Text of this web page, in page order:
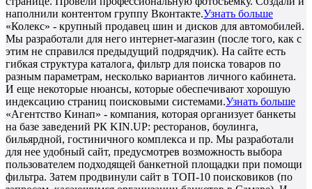
наполнили контентом группу Вконтакте.Узнать больше
«Колекс» - крупный продавец шин и дисков для автомобилей.
Мы разработали для него интернет-магазин (после того, как с
этим не справился предыдущий подрядчик). На сайте есть
гибкая структура каталога, фильтр для поиска товаров по
разным параметрам, несколько вариантов личного кабинета.
И еще некоторые нюансы, которые обеспечивают хорошую
индексацию страниц поисковыми системами.Узнать больше
«Агентство Кинап» - компания, которая организует банкеты
на базе заведений РК KIN.UP: ресторанов, боулинга,
бильярдной, гостиничного комплекса и пр. Мы разработали
для нее удобный сайт, предусмотрев возможность выбора
пользователем подходящей банкетной площадки при помощи
фильтра. Затем продвинули сайт в ТОП-10 поисковиков (по